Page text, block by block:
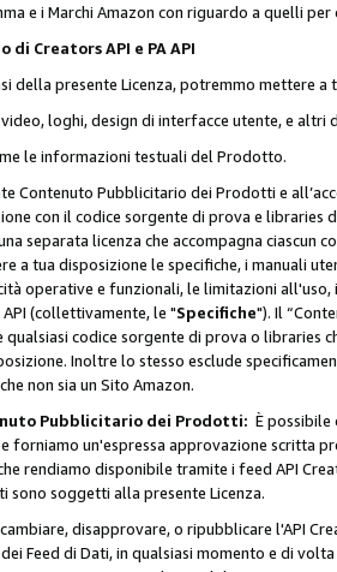
e i Marchi Amazon con riguardo a quelli
Creators API e PA API
della presente Licenza, potremmo mettere
video, loghi, design di interfacce utente, e altri
le informazioni testuali del Prodotto.
Contenuto Pubblicitario dei Prodotti e
con il codice sorgente di prova e libraries
separata licenza che accompagna ciascun
a tua disposizione le specifiche, i manuali
operative e funzionali, le limitazioni
(collettivamente, le "Specifiche"). Il
qualsiasi codice sorgente di prova o libraries
Inoltre lo stesso esclude
non sia un Sito Amazon.
Pubblicitario dei Prodotti: È
forniamo un'espressa approvazione
rendiamo disponibile tramite i feed API
soggetti alla presente Licenza.
disapprovare, o ripubblicare l'API
dei Feed di Dati, in qualsiasi momento e di